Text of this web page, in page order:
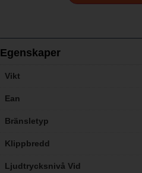
Egenskaper
Vikt
Ean
Bränsletyp
Klippbredd
Ljudtrycksnivå Vid